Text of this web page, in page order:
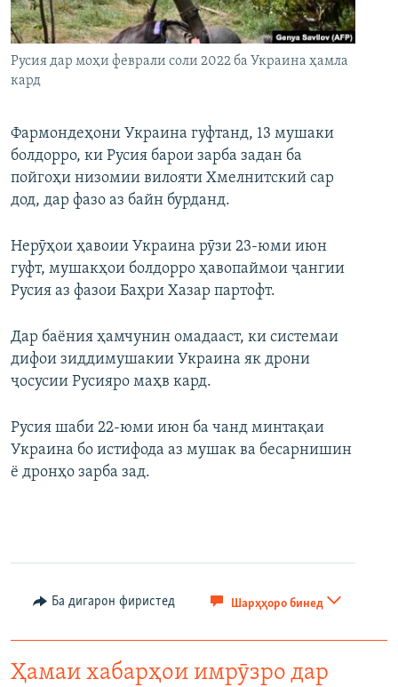
ГУЗОРИШҲОИ РАДИОӢ
Русский
ПАЙГИРӢ КУНЕД
Ҳамаи сомонаҳои RFE/RL
Русия дар моҳи феврали соли 2022 ба Украина ҳамла
кард
Фармондеҳони Украина гуфтанд, 13 мушаки
болдорро, ки Русия барои зарба задан ба
пойгоҳи низомии вилояти Хмелнитский сар
дод, дар фазо аз байн бурданд.
Нерӯҳои ҳавоии Украина рӯзи 23-юми июн
гуфт, мушакҳои болдорро ҳавопаймои ҷангии
Русия аз фазои Баҳри Хазар партофт.
Дар баёния ҳамчунин омадааст, ки системаи
дифои зиддимушакии Украина як дрони
ҷосусии Русияро маҳв кард.
Русия шаби 22-юми июн ба чанд минтақаи
Украина бо истифода аз мушак ва бесарнишин
ё дронҳо зарба зад.
Ба дигарон фиристед Шарҳҳоро бинед
Ҳамаи хабарҳои имрӯзро дар